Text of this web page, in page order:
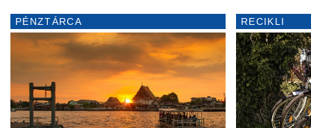
PÉNZTÁRCA RECIKLI